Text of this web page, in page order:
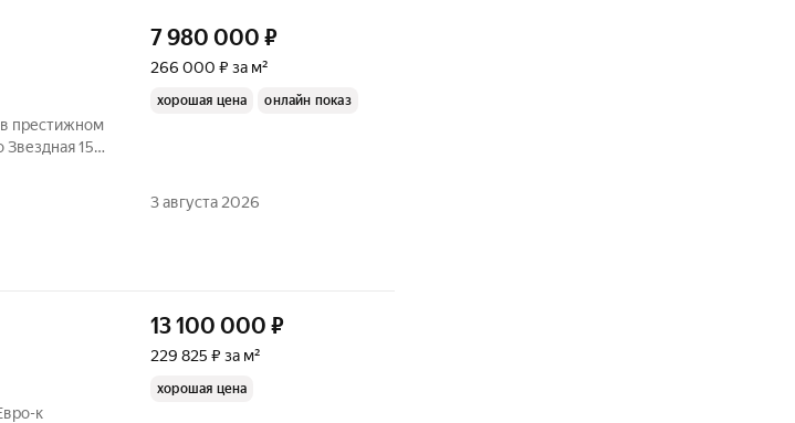
престижном
Спокойные
7 980 000 ₽
266 000 ₽ за м²
хорошая цена онлайн показ
3 августа 2026
к
13 100 000 ₽
229 825 ₽ за м²
хорошая цена